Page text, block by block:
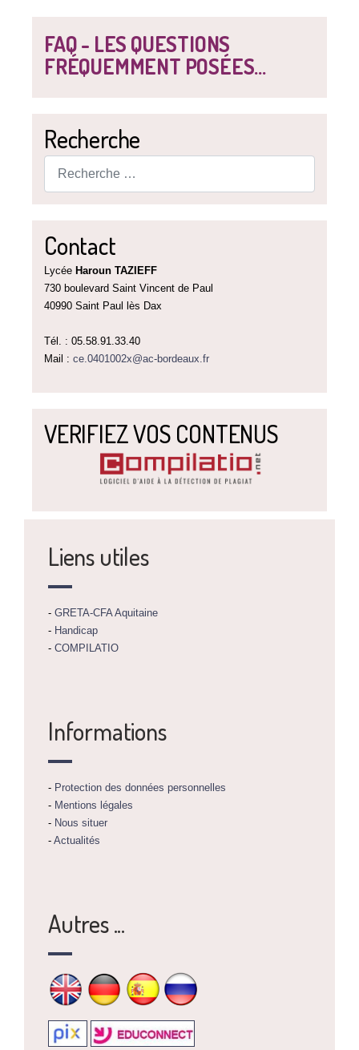
FAQ - LES QUESTIONS
FRÉQUEMMENT POSÉES...
Recherche
Contact
Lycée Haroun TAZIEFF
730 boulevard Saint Vincent de Paul
40990 Saint Paul lès Dax
Tél. : 05.58.91.33.40
Mail : ce.0401002x@ac-bordeaux.fr
VERIFIEZ VOS CONTENUS
Liens utiles
- GRETA-CFA Aquitaine
- Handicap
- COMPILATIO
Informations
- Protection des données personnelles
- Mentions légales
- Nous situer
- Actualités
Autres ...